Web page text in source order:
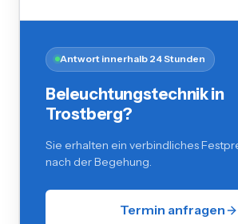
Antwort innerhalb 24 Stunden
Beleuchtungstechnik in
Trostberg?
Sie erhalten ein verbindliches
nach der Begehung.
Termin anfragen